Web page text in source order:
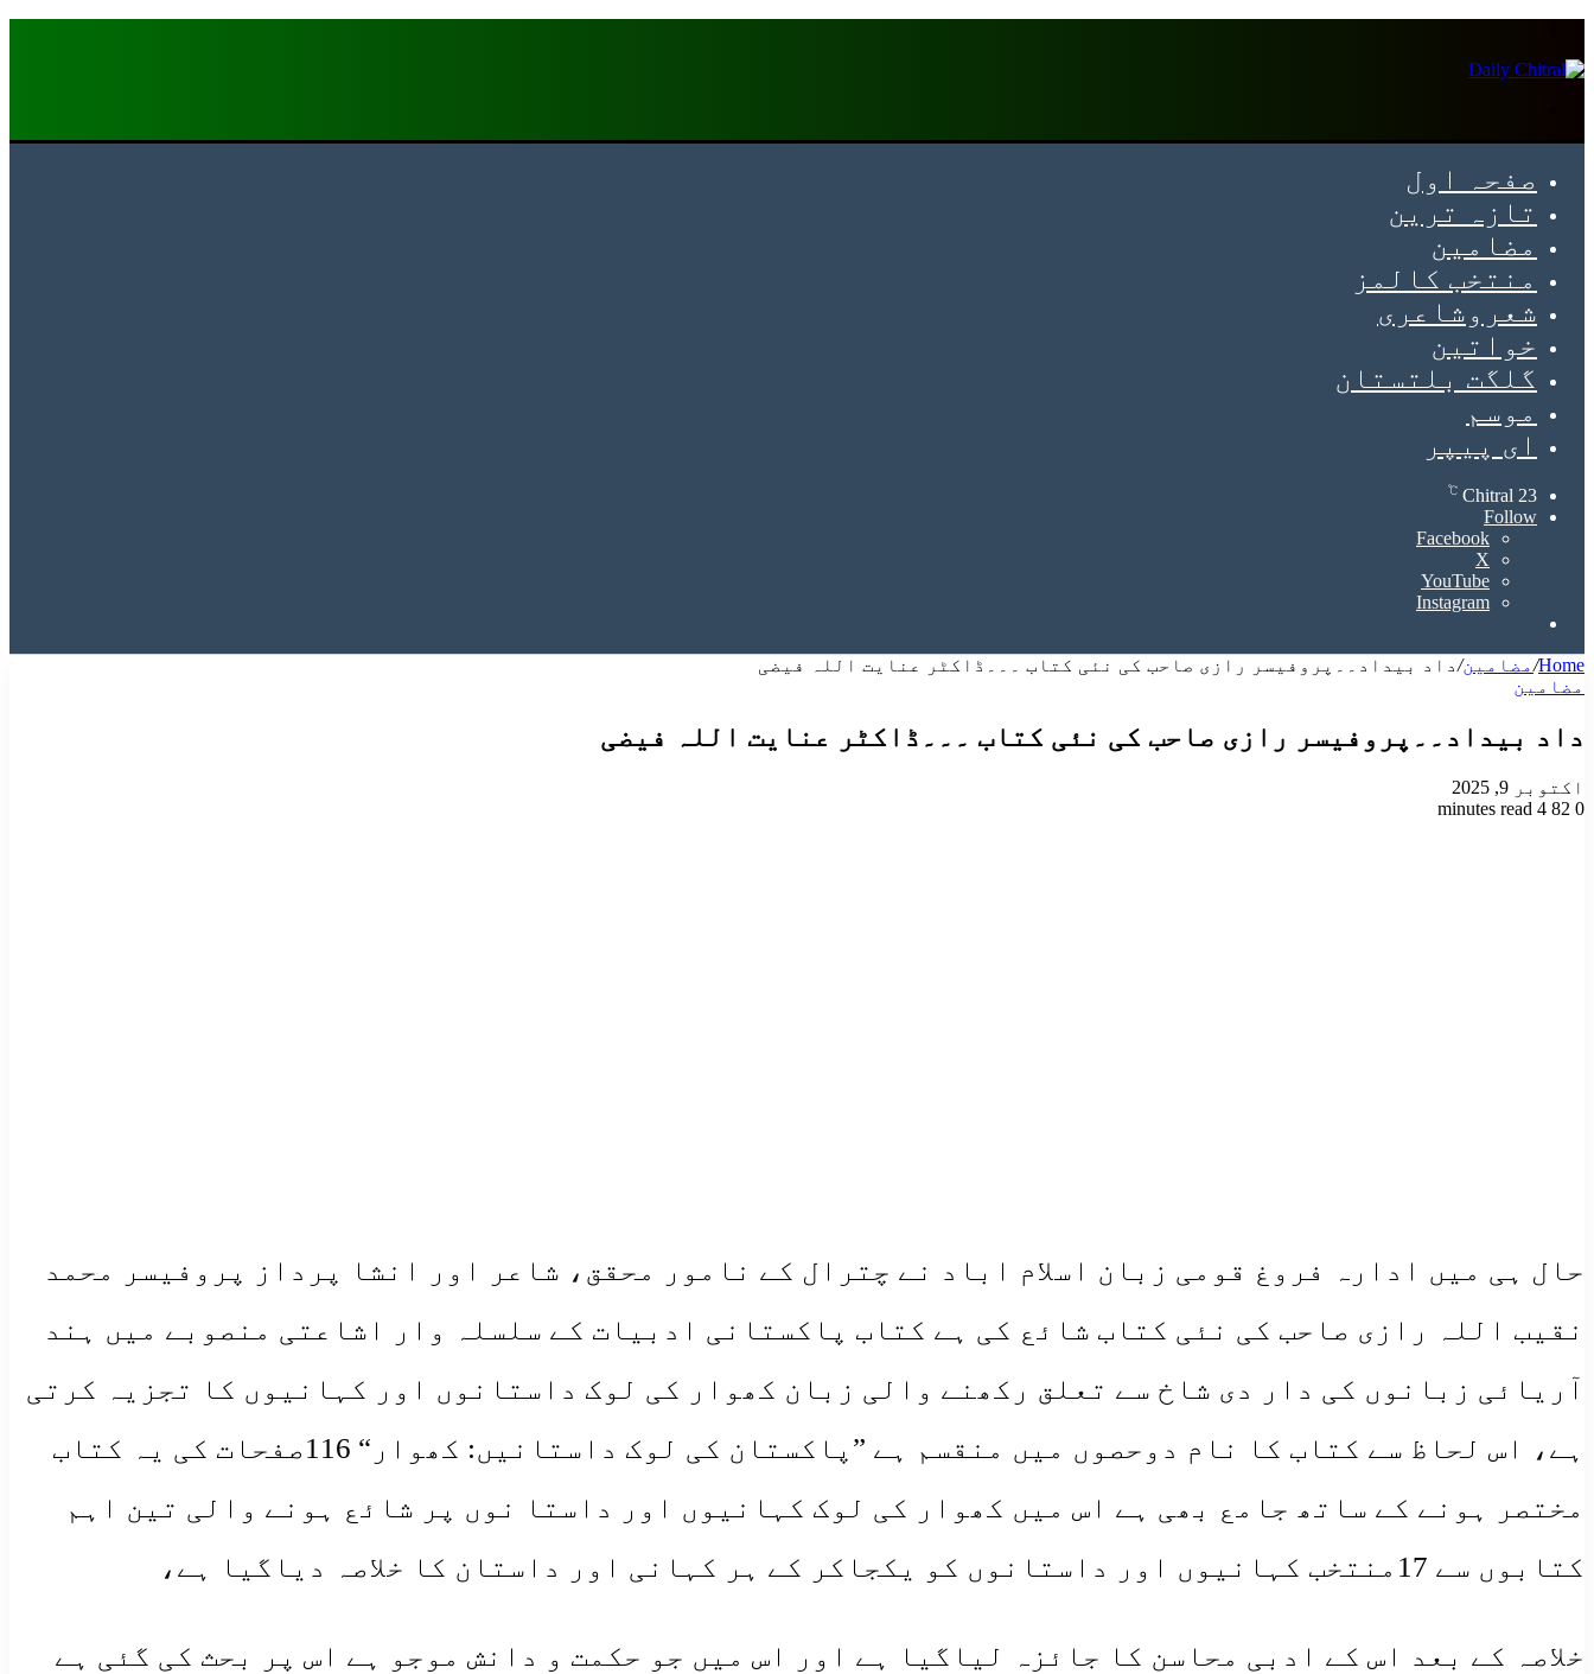
صفحہ اول
تازہ ترین
مضامین
منتخب کالمز
شعروشاعری
خواتین
گلگت بلتستان
موسم
ای پیپر
Chitral 23
℃
Follow
Facebook
X
YouTube
Instagram
Home
/مضامین/داد بیداد۔۔پروفیسر رازی صاحب کی نئی کتاب ۔۔۔ڈاکٹر عنایت اللہ فیضی
مضامین
داد بیداد۔۔پروفیسر رازی صاحب کی نئی کتاب ۔۔۔ڈاکٹر عنایت اللہ فیضی
اکتوبر 9, 2025
0
4 minutes read
حال ہی میں ادارہ فروغ قومی زبان اسلام اباد نے چترال کے نامور محقق، شاعر اور انشا پرداز پروفیسر محمد
نقیب اللہ رازی صاحب کی نئی کتاب شائع کی ہے کتاب پاکستانی ادبیات کے سلسلہ وار اشاعتی منصوبے میں ہند
آریائی زبانوں کی دار دی شاخ سے تعلق رکھنے والی زبان کھوار کی لوک داستانوں اور کہانیوں کا تجزیہ کرتی
ہے، اس لحاظ سے کتاب کا نام دوحصوں میں منقسم ہے ”پاکستان کی لوک داستانیں: کھوار“ 116صفحات کی یہ کتاب
مختصر ہونے کے ساتھ جامع بھی ہے اس میں کھوار کی لوک کہانیوں اور داستا نوں پر شائع ہونے والی تین اہم
کتابوں سے 17منتخب کہانیوں اور داستانوں کو یکجاکر کے ہر کہانی اور داستان کا خلاصہ دیاگیا ہے،
خلاصہ کے بعد اس کے ادبی محاسن کا جائزہ لیاگیا ہے اور اس میں جو حکمت و دانش موجو ہے اس پر بحث کی گئی ہے